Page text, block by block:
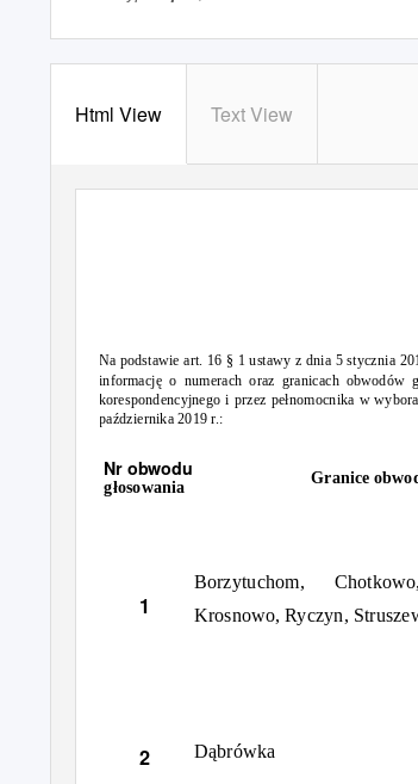
Html View Text View
Na podstawie art. 16 § 1ustawy z dnia 5 stycznia
informację o numerach oraz granicach obwodów
korespondencyjnego i przez pełnomocnika w
października 2019r.:
Nr obwodu
głosowania
Granice
Borzytuchom, Chotkowo,
1 Krosnowo, Ryczyn,
Dąbrówka
2